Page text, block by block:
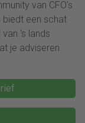
van CFO's
biedt een schat
‘s lands
je adviseren